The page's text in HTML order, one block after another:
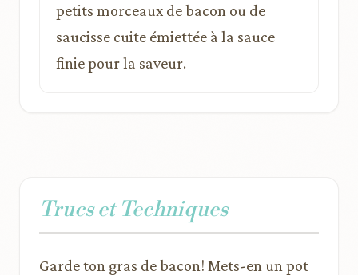
petits morceaux de bacon ou de
saucisse cuite émiettée à la sauce
finie pour la saveur.
Trucs et Techniques
Garde ton gras de bacon! Mets-en un pot